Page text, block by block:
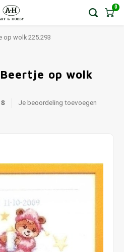
0
op wolk 225.293
op wolk
Je beoordeling toevoegen